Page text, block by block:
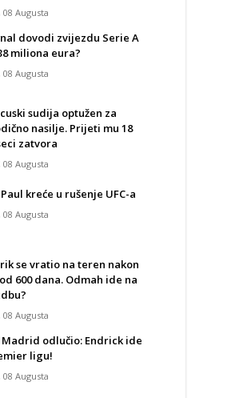
08 Augusta
dovodi zvijezdu Serie A
miliona eura?
08 Augusta
sudija optužen za
nasilje. Prijeti mu 18
zatvora
08 Augusta
Paul kreće u rušenje UFC-a
08 Augusta
se vratio na teren nakon
600 dana. Odmah ide na
08 Augusta
Madrid odlučio: Endrick ide
ligu!
08 Augusta